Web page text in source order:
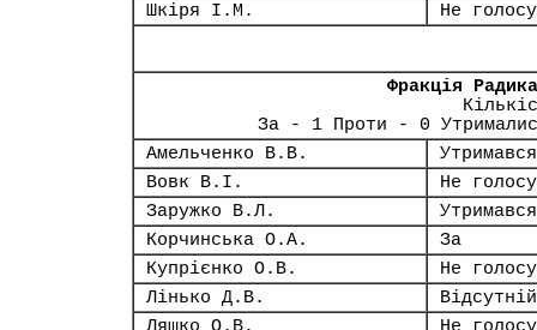
Шкіря І.М.
Не
Фракція
За - 1 Проти - 0
Амельченко В.В.
Утримався
Вовк В.І.
Не
Заружко В.Л.
Утримався
Корчинська О.А.
За
Купрієнко О.В.
Не
Лінько Д.В.
Відсутній